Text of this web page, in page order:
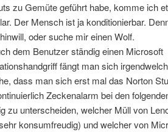
zu Gemüte geführt habe, komme ich
Der Mensch ist ja konditionierbar.
oder suche mir einen Wolf.
dem Benutzer ständig einen Microsoft
fängt man sich
dass man sich erst mal das Norton
Zeckenalarm bei den
zu unterscheiden, welcher Müll von
konsumfreudig) und welcher von